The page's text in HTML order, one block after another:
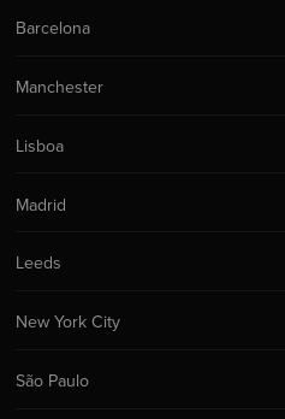
Barcelona
Manchester
Lisboa
Madrid
Leeds
New York City
São Paulo